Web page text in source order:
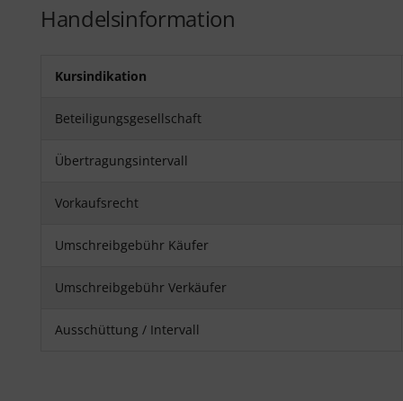
Handelsinformation
Kursindikation
Beteiligungsgesellschaft
Übertragungsintervall
Vorkaufsrecht
Umschreibgebühr Käufer
Umschreibgebühr Verkäufer
Ausschüttung / Intervall